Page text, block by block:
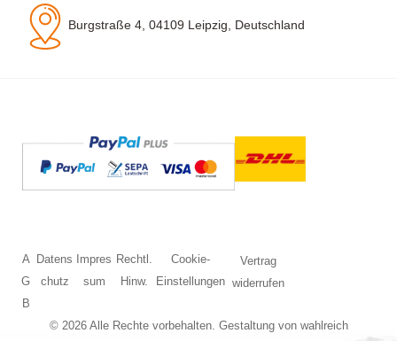
Burgstraße 4, 04109 Leipzig, Deutschland
© 2026 Alle Rechte vorbehalten. Gestaltung von wahlreich
A
G
B
Datens
chutz
Impres
sum
Rechtl.
Hinw.
Cookie-
Einstellungen
Vertrag
widerrufen